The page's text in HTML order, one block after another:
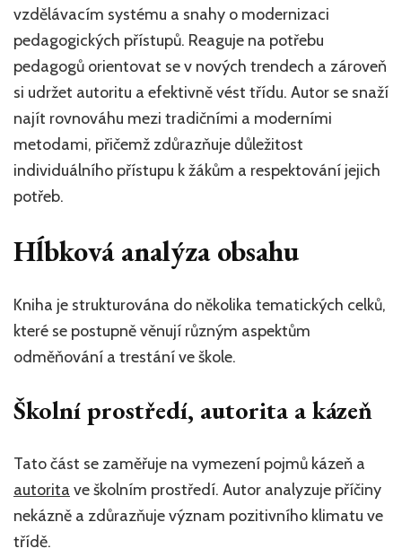
vzdělávacím systému a snahy o modernizaci
pedagogických přístupů. Reaguje na potřebu
pedagogů orientovat se v nových trendech a zároveň
si udržet autoritu a efektivně vést třídu. Autor se snaží
najít rovnováhu mezi tradičními a moderními
metodami, přičemž zdůrazňuje důležitost
individuálního přístupu k žákům a respektování jejich
potřeb.
Hĺbková analýza obsahu
Kniha je strukturována do několika tematických celků,
které se postupně věnují různým aspektům
odměňování a trestání ve škole.
Školní prostředí, autorita a kázeň
Tato část se zaměřuje na vymezení pojmů kázeň a
autorita ve školním prostředí. Autor analyzuje příčiny
nekázně a zdůrazňuje význam pozitivního klimatu ve
třídě.